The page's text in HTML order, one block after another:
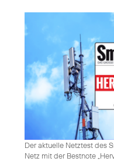
Der aktuelle Netztest des
Netz mit der Bestnote